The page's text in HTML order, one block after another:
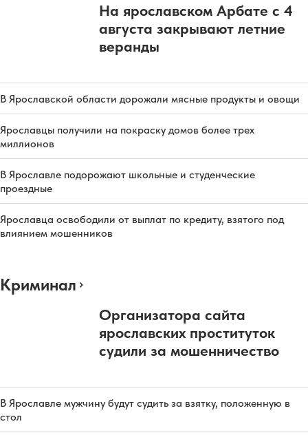
На ярославском Арбате с 4
августа закрывают летние
веранды
В Ярославской области дорожали мясные продукты и овощи
Ярославцы получили на покраску домов более трех
миллионов
В Ярославле подорожают школьные и студенческие
проездные
Ярославца освободили от выплат по кредиту, взятого под
влиянием мошенников
Криминал
Организатора сайта
ярославских проституток
судили за мошенничество
В Ярославле мужчину будут судить за взятку, положенную в
стол